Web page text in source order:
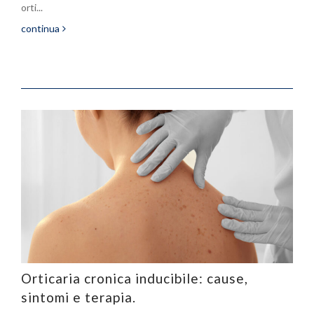
orti...
continua
Orticaria cronica inducibile: cause,
sintomi e terapia.